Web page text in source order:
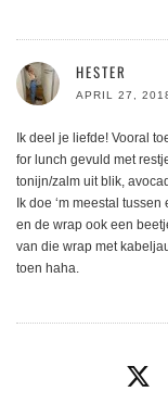
HESTER
APRIL 27,
Ik deel je liefde! Vooral
for lunch gevuld met
tonijn/zalm uit blik,
Ik doe ‘m meestal
en de wrap ook een
van die wrap met
toen haha.